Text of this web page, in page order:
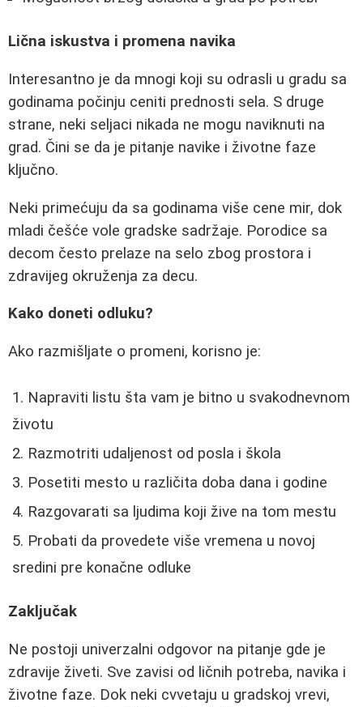
Lična iskustva i promena navika
Interesantno je da mnogi koji su odrasli u gradu sa
godinama počinju ceniti prednosti sela. S druge
strane, neki seljaci nikada ne mogu naviknuti na
grad. Čini se da je pitanje navike i životne faze
ključno.
Neki primećuju da sa godinama više cene mir, dok
mladi češće vole gradske sadržaje. Porodice sa
decom često prelaze na selo zbog prostora i
zdravijeg okruženja za decu.
Kako doneti odluku?
Ako razmišljate o promeni, korisno je:
Napraviti listu šta vam je bitno u svakodnevnom
životu
Razmotriti udaljenost od posla i škola
Posetiti mesto u različita doba dana i godine
Razgovarati sa ljudima koji žive na tom mestu
Probati da provedete više vremena u novoj
sredini pre konačne odluke
Zaključak
Ne postoji univerzalni odgovor na pitanje gde je
zdravije živeti. Sve zavisi od ličnih potreba, navika i
životne faze. Dok neki cvvetaju u gradskoj vrevi,